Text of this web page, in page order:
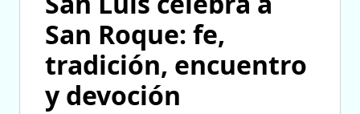
San Roque: fe,
tradición, encuentro
y devoción